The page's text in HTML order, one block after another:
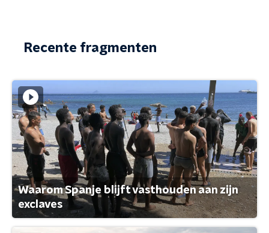
Recente fragmenten
Waarom Spanje blijft vasthouden aan zijn
exclaves